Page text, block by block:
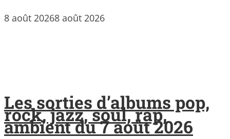
8 août 20268 août 2026
Les sorties d’albums pop,
rock, jazz, soul, rap,
ambient du 7 août 2026